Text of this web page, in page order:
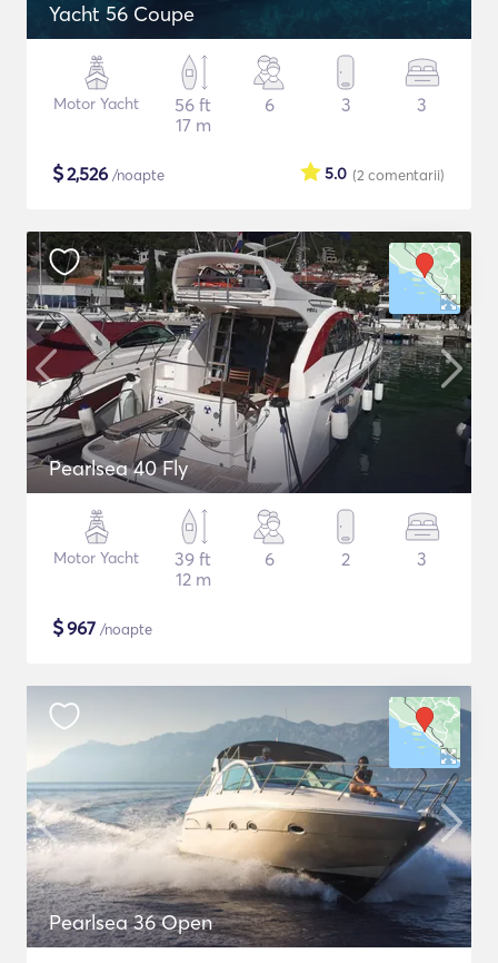
Yacht 56 Coupe
Motor Yacht
56 ft
17 m
6 3 3
$2,526 /noapte (2 comentarii)
5.0
Pearlsea 40 Fly
Motor Yacht
39 ft
12 m
6 2 3
$967 /noapte
Pearlsea 36 Open